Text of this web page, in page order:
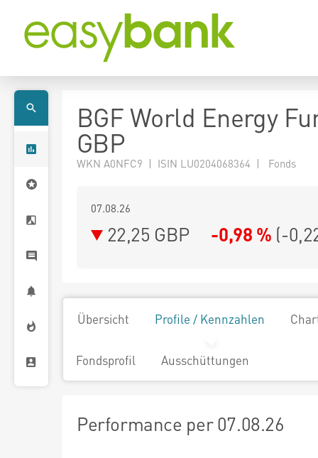
BGF World Energy
GBP
WKN A0NFC9 | ISIN LU0204068364 | Fonds
07.08.26
22,25 GBP -0,98 % (-
Übersicht Profile / Kennzahlen
Fondsprofil Ausschüttungen
Performance per 07.08.26